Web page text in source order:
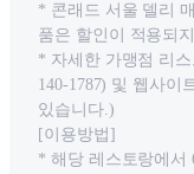
* 콘래드 서울 델리
품은 할인이 적용되
* 자세한 가맹점 리
140-1787) 및 웹사이
있습니다.)
[이용방법]
* 해당 레스토랑에서